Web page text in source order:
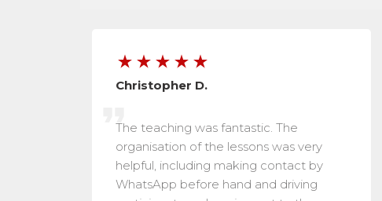
Christopher D.
The teaching was fantastic. The
organisation of the lessons was very
helpful, including making contact by
WhatsApp before hand and driving